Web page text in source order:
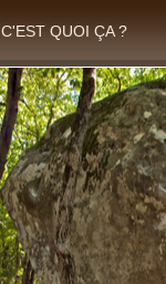
C'EST QUOI ÇA ?